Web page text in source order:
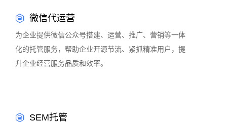
微信代运营
为企业提供微信公众号搭建、运营、推广、营销等一体
化的托管服务，帮助企业开源节流、紧抓精准用户，提
升企业经营服务品质和效率。
SEM托管